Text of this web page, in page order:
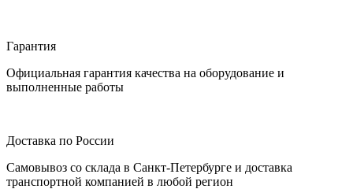
Гарантия
Официальная гарантия качества на оборудование и
выполненные работы
Доставка по России
Самовывоз со склада в Санкт-Петербурге и доставка
транспортной компанией в любой регион